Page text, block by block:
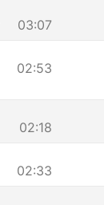
03:07
02:53
02:18
02:33